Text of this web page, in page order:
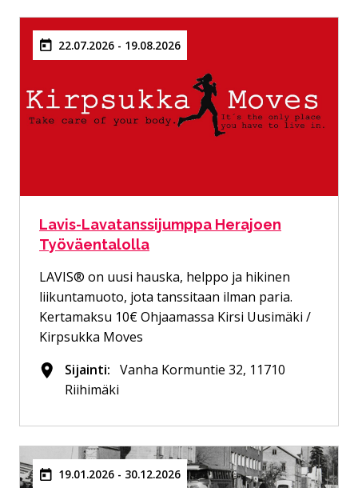
22.07.2026 - 19.08.2026
Lavis-Lavatanssijumppa Herajoen
Työväentalolla
LAVIS® on uusi hauska, helppo ja hikinen
liikuntamuoto, jota tanssitaan ilman paria.
Kertamaksu 10€ Ohjaamassa Kirsi Uusimäki /
Kirpsukka Moves
Sijainti: Vanha Kormuntie 32, 11710
Riihimäki
19.01.2026 - 30.12.2026